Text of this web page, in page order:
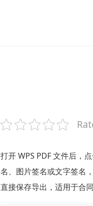
打开 WPS PDF 文件后，
名、图片签名或文字签名
直接保存导出，适用于合